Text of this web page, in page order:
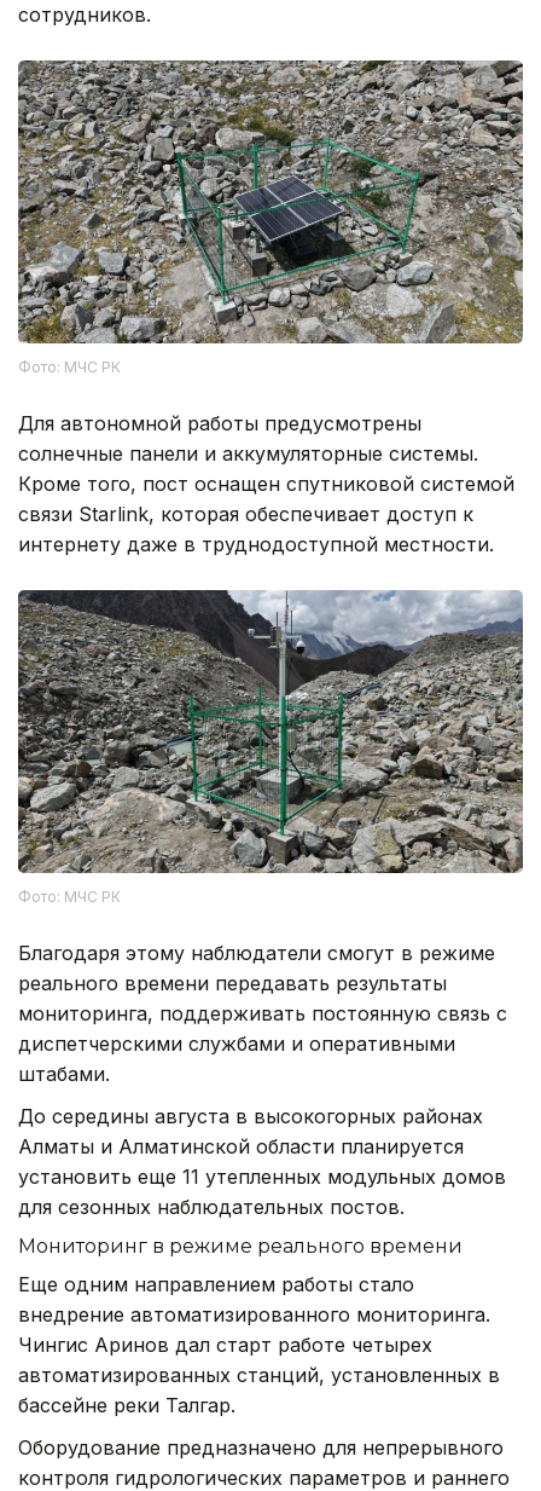
сотрудников.
Фото: МЧС РК
Для автономной работы предусмотрены
солнечные панели и аккумуляторные системы.
Кроме того, пост оснащен спутниковой системой
связи Starlink, которая обеспечивает доступ к
интернету даже в труднодоступной местности.
Фото: МЧС РК
Благодаря этому наблюдатели смогут в режиме
реального времени передавать результаты
мониторинга, поддерживать постоянную связь с
диспетчерскими службами и оперативными
штабами.
До середины августа в высокогорных районах
Алматы и Алматинской области планируется
установить еще 11 утепленных модульных домов
для сезонных наблюдательных постов.
Мониторинг в режиме реального времени
Еще одним направлением работы стало
внедрение автоматизированного мониторинга.
Чингис Аринов дал старт работе четырех
автоматизированных станций, установленных в
бассейне реки Талгар.
Оборудование предназначено для непрерывного
контроля гидрологических параметров и раннего